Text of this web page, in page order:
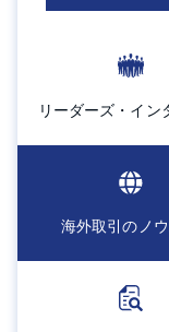
リーダーズ・イン
海外取引のノ